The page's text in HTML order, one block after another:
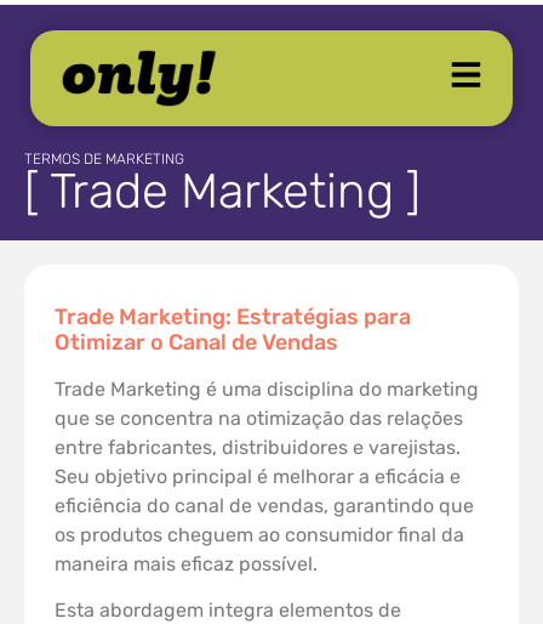
TERMOS DE MARKETING
[ Trade Marketing ]
Trade Marketing: Estratégias para
Otimizar o Canal de Vendas
Trade Marketing é uma disciplina do marketing
que se concentra na otimização das relações
entre fabricantes, distribuidores e varejistas.
Seu objetivo principal é melhorar a eficácia e
eficiência do canal de vendas, garantindo que
os produtos cheguem ao consumidor final da
maneira mais eficaz possível.
Esta abordagem integra elementos de